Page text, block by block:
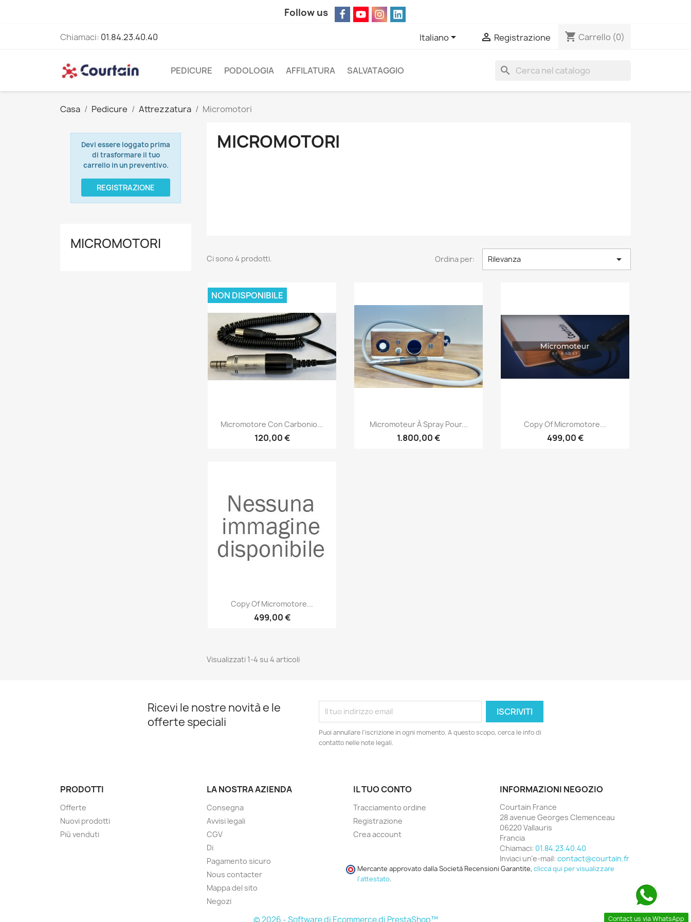
Follow us
Chiamaci: 01.84.23.40.40 Italiano  Registrazione shopping_cart Carrello (0)
PEDICURE PODOLOGIA AFFILATURA SALVATAGGIO search
Casa Pedicure Attrezzatura Micromotori
Devi essere loggato prima
di trasformare il tuo
carrello in un preventivo.
REGISTRAZIONE
MICROMOTORI
MICROMOTORI
Ci sono 4 prodotti. Ordina per: Rilevanza 
Anteprima
Micromotore Con Carbonio...
120,00 €
NON DISPONIBILE
Anteprima
Micromoteur À Spray Pour...
1.800,00 €
Anteprima
Copy Of Micromotore...
499,00 €
Anteprima
Copy Of Micromotore...
499,00 €
Visualizzati 1-4 su 4 articoli
Ricevi le nostre novità e le
offerte speciali
Puoi annullare l'iscrizione in ogni momento. A questo scopo, cerca le info di
contatto nelle note legali.
PRODOTTI
Offerte
Nuovi prodotti
Più venduti
LA NOSTRA AZIENDA
Consegna
Avvisi legali
CGV
Di
Pagamento sicuro
Nous contacter
Mappa del sito
Negozi
IL TUO CONTO
Tracciamento ordine
Registrazione
Crea account
INFORMAZIONI NEGOZIO
Courtain France
28 avenue Georges Clemenceau
06220 Vallauris
Francia
Chiamaci: 01.84.23.40.40
Inviaci un'e-mail: contact@courtain.fr
Mercante approvato dalla Società Recensioni Garantite, clicca qui per visualizzare
l'attestato.
Contact us via WhatsApp
© 2026 - Software di Ecommerce di PrestaShop™